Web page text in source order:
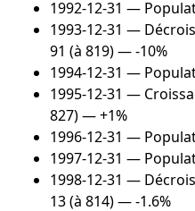
1992-12-31 —
1993-12-31 —
91 (à 819) — -10%
1994-12-31 —
1995-12-31 —
827) — +1%
1996-12-31 —
1997-12-31 —
1998-12-31 —
13 (à 814) — -1.6%